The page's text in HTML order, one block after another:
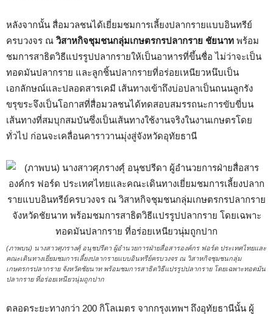
หลังจากนั้น สื่อมวลชนได้เยี่ยมชมการเลี้ยงปลากรายแบบอินทรีย์
ครบวงจร ณวิสาหกิจชุมชนกลุ่มเกษตรกรปลากราย ชัยนาท พร้อม
ชมการสาธิตวิธีแปรรูปปลากรายให้เป็นอาหารที่ขึ้นชื่อ ไม่ว่าจะเป็น
ทอดมันปลากราย และลูกชิ้นปลากรายที่อร่อยเหนียวหนึบเป็น
เอกลักษณ์และปลอดสารเคมี เส้นทางเข้าถึงบ่อปลาเป็นถนนลูกรัง
ขรุขระจึงเป็นโอกาสที่สื่อมวลชนได้ทดสอบสมรรถนะการขับขี่บน
เส้นทางที่สมบุกสมบันซึ่งเป็นเส้นทางใช้งานจริงในงานเกษตรโดย
ทั่วไป ก่อนจะเคลื่อนคาราวานมุ่งสู่จังหวัดอุทัยธานี
(ภาพบน) นางสาวศุภรางศุ์ อนุชปรีดา ผู้อำนวยการฝ่ายสื่อสารองค์กร ฟอร์ด ประเทศไทยและ
คณะเดินทางเยี่ยมชมการเลี้ยงปลากรายแบบอินทรีย์ครบวงจร ณ วิสาหกิจชุมชนกลุ่ม
เกษตรกรปลากราย จังหวัดชัยนาท พร้อมชมการสาธิตวิธีแปรรูปปลากราย โดยเฉพาะทอดมัน
ปลากราย ที่อร่อยเหนียวนุ่มถูกปาก
ตลอดระยะทางกว่า 200 กิโลเมตร จากกรุงเทพฯ ถึงอุทัยธานีนั้น ผู้